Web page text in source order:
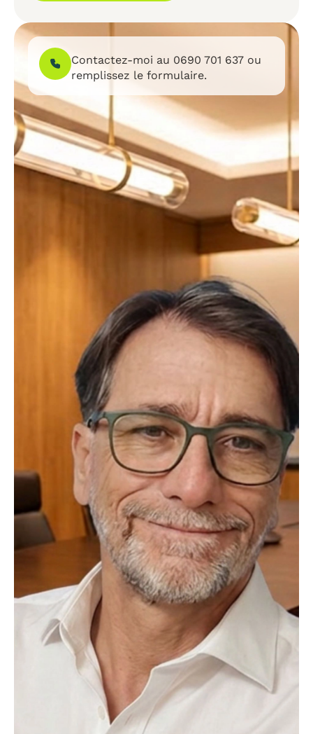
Contactez-moi au 0690 701 637 ou
remplissez le formulaire.